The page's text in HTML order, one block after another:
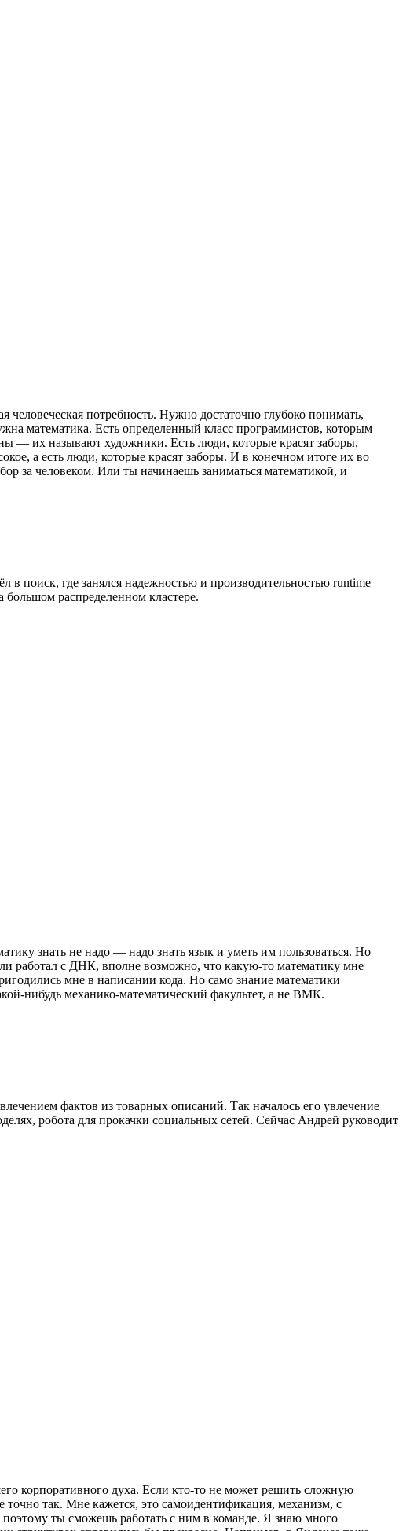
потребность. Нужно достаточно глубоко понимать,
математика. Есть определенный класс программистов, которым
— их называют художники. Есть люди, которые красят заборы,
а есть люди, которые красят заборы. И в конечном итоге их во
за человеком. Или ты начинаешь заниматься математикой, и
поиск, где занялся надежностью и производительностью runtime
большом распределенном кластере.
знать не надо — надо знать язык и уметь им пользоваться. Но
работал с ДНК, вполне возможно, что какую-то математику мне
мне в написании кода. Но само знание математики
нибудь механико-математический факультет, а не ВМК.
фактов из товарных описаний. Так началось его увлечение
робота для прокачки социальных сетей. Сейчас Андрей руководит
корпоративного духа. Если кто-то не может решить сложную
точно так. Мне кажется, это самоидентификация, механизм, с
ты сможешь работать с ним в команде. Я знаю много